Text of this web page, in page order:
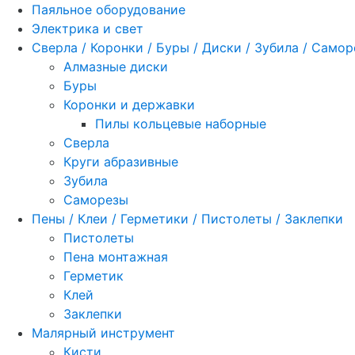
Паяльное оборудование
Электрика и свет
Сверла / Коронки / Буры / Диски / Зубила /
Алмазные диски
Буры
Коронки и державки
Пилы кольцевые наборные
Сверла
Круги абразивные
Зубила
Саморезы
Пены / Клеи / Герметики / Пистолеты / Заклепки
Пистолеты
Пена монтажная
Герметик
Клей
Заклепки
Малярный инструмент
Кисти